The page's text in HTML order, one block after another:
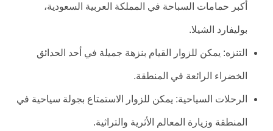
أكبر حمامات السباحة في المملكة العربية السعودية،
بوليفارد الشيلا.
التنزه: يمكن للزوار القيام بنزهة جميلة في أحد الحدائق
الخضراء الرائعة في المنطقة.
الرحلات السياحية: يمكن للزوار الاستمتاع بجولة سياحية في
المنطقة وزيارة المعالم الأثرية والتراثية.